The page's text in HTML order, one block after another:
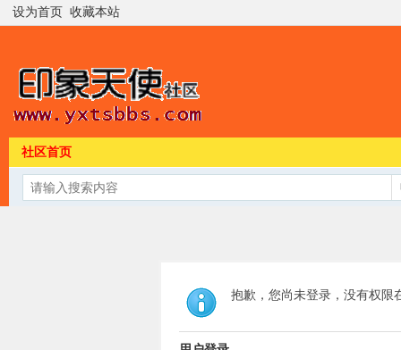
设为首页 收藏本站
社区首页
抱歉，您尚未登录，没有权限